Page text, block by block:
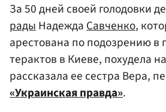
За 50 дней своей голодовки
радыНадеждаСавченко,
арестована по подозрению в
терактов в Киеве, похудела
рассказала ее сестра Вера,
«Украинская правда».